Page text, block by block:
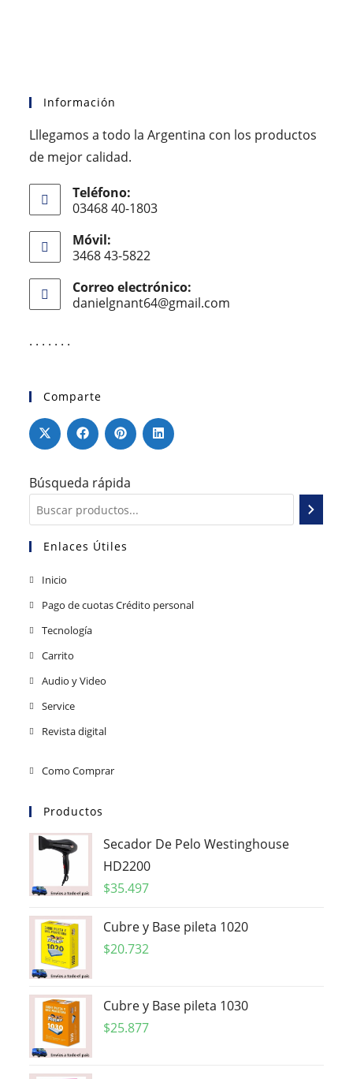
Información
Lllegamos a todo la Argentina con los productos
de mejor calidad.
Teléfono:
03468 40-1803
Móvil:
3468 43-5822
Correo electrónico:
danielgnant64@gmail.com
. . . . . . .
Comparte
Búsqueda rápida
Enlaces Útiles
Inicio
Pago de cuotas Crédito personal
Tecnología
Carrito
Audio y Video
Service
Revista digital
Como Comprar
Productos
Secador De Pelo Westinghouse
HD2200
$35.497
Cubre y Base pileta 1020
$20.732
Cubre y Base pileta 1030
$25.877